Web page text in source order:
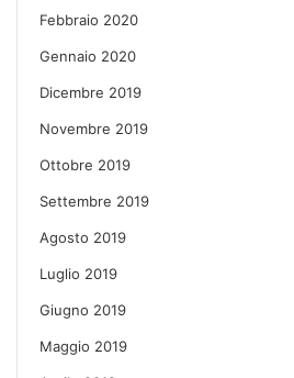
Febbraio 2020
Gennaio 2020
Dicembre 2019
Novembre 2019
Ottobre 2019
Settembre 2019
Agosto 2019
Luglio 2019
Giugno 2019
Maggio 2019